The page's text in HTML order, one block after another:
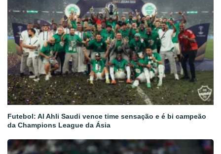
Futebol: Al Ahli Saudi vence time sensação e é bi campeão
da Champions League da Ásia